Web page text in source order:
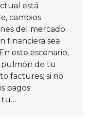
está
cambios
del mercado
financiera sea
este escenario,
pulmón de tu
factures; si no
pagos
tu…